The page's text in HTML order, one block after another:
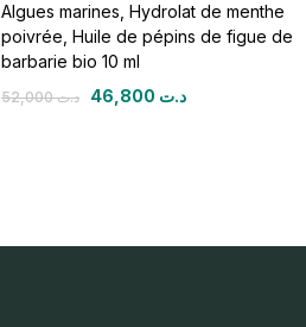
Algues marines, Hydrolat de menthe
poivrée, Huile de pépins de figue de
barbarie bio 10 ml
د.ت52,000 د.ت